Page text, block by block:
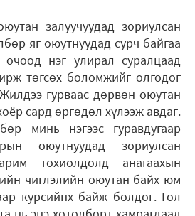
залуучуудад зориулсан
яг оюутнуудад сурч байгаа
очоод нэг улирал суралцаад
төгсөх боломжийг олгодог
гурваас дөрвөн оюутан
сард өргөдөл хүлээж авдаг.
минь нэгээс гуравдугаар
оюутнуудад зориулсан
тохиолдолд анагаахын
чиглэлийн оюутан байх юм
курсийнх байж болдог. Гол